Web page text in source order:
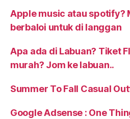
Apple music atau spotify?
berbaloi untuk di langgan
Apa ada di Labuan? Tiket
murah? Jom ke labuan..
Summer To Fall Casual
Google Adsense : One